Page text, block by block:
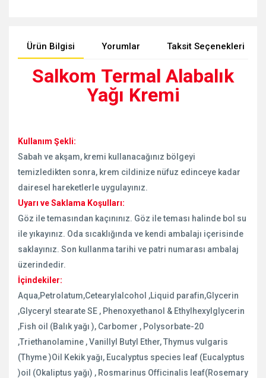
Ürün Bilgisi Yorumlar Taksit Seçenekleri
Salkom Termal Alabalık
Yağı Kremi
Kullanım Şekli:
Sabah ve akşam, kremi kullanacağınız bölgeyi
temizledikten sonra, krem cildinize nüfuz edinceye kadar
dairesel hareketlerle uygulayınız.
Uyarı ve Saklama Koşulları:
Göz ile temasından kaçınınız. Göz ile teması halinde bol su
ile yıkayınız. Oda sıcaklığında ve kendi ambalajı içerisinde
saklayınız. Son kullanma tarihi ve patri numarası ambalaj
üzerindedir.
İçindekiler:
Aqua,Petrolatum,Cetearylalcohol ,Liquid parafin,Glycerin
,Glyceryl stearate SE , Phenoxyethanol & Ethylhexylglycerin
,Fish oil (Balık yağı ), Carbomer , Polysorbate-20
,Triethanolamine , Vanillyl Butyl Ether, Thymus vulgaris
(Thyme )Oil Kekik yağı, Eucalyptus species leaf (Eucalyptus
)oil (Okaliptus yağı) , Rosmarinus Officinalis leaf(Rosemary